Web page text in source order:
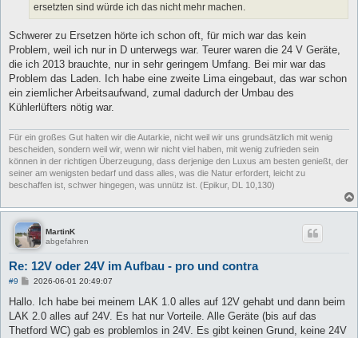
ersetzten sind würde ich das nicht mehr machen.
Schwerer zu Ersetzen hörte ich schon oft, für mich war das kein
Problem, weil ich nur in D unterwegs war. Teurer waren die 24 V Geräte,
die ich 2013 brauchte, nur in sehr geringem Umfang. Bei mir war das
Problem das Laden. Ich habe eine zweite Lima eingebaut, das war schon
ein ziemlicher Arbeitsaufwand, zumal dadurch der Umbau des
Kühlerlüfters nötig war.
Für ein großes Gut halten wir die Autarkie, nicht weil wir uns grundsätzlich mit wenig
bescheiden, sondern weil wir, wenn wir nicht viel haben, mit wenig zufrieden sein
können in der richtigen Überzeugung, dass derjenige den Luxus am besten genießt, der
seiner am wenigsten bedarf und dass alles, was die Natur erfordert, leicht zu
beschaffen ist, schwer hingegen, was unnütz ist. (Epikur, DL 10,130)
MartinK
abgefahren
Re: 12V oder 24V im Aufbau - pro und contra
#9
B
i
r
a
2026-06-01 20:49:07
Hallo. Ich habe bei meinem LAK 1.0 alles auf 12V gehabt und dann beim
LAK 2.0 alles auf 24V. Es hat nur Vorteile. Alle Geräte (bis auf das
Thetford WC) gab es problemlos in 24V. Es gibt keinen Grund, keine 24V